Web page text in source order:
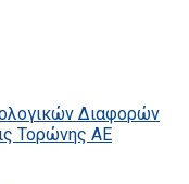
Διαφορών
Τορώνης ΑΕ